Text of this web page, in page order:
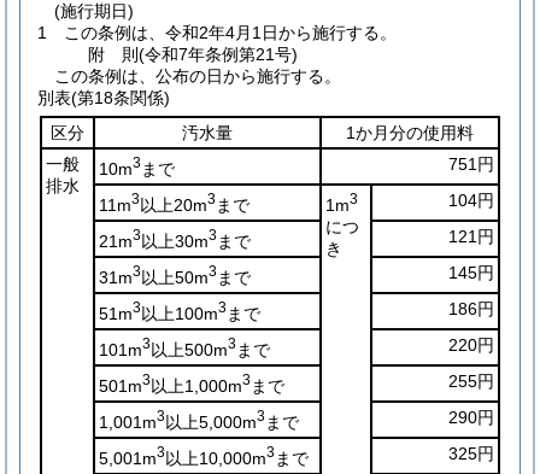
(施行期日)
1
この条例は、令和2年4月1日から施行する。
附 則(令和7年条例第21号)
この条例は、公布の日から施行する。
別表(第18条関係)
区分
汚水量
1か月分の使用料
一般
排水
10m3 まで 751円
11m3以上20m3 まで 1m3
につ
き
104円
21m3以上30m3 まで 121円
31m3以上50m3 まで 145円
51m3以上100m3 まで 186円
101m3以上500m3 まで 220円
501m3以上1,000m3 まで 255円
1,001m3以上5,000m3 まで 290円
5,001m3以上10,000m3 まで 325円